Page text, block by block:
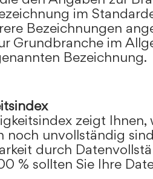
im
Bezeichnungen
Grundbranche im
Bezeichnung.
zeigt
noch unvollständig
durch
% sollten Sie Ihre